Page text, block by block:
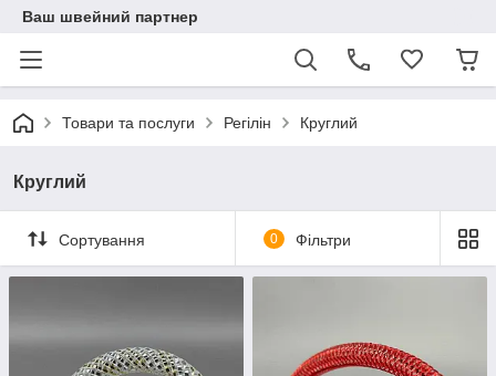
Ваш швейний партнер
Товари та послуги Регілін Круглий
Круглий
Сортування 0 Фільтри